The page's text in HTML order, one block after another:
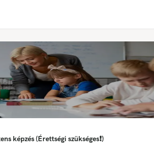
képzés (Érettségi szükséges❗)